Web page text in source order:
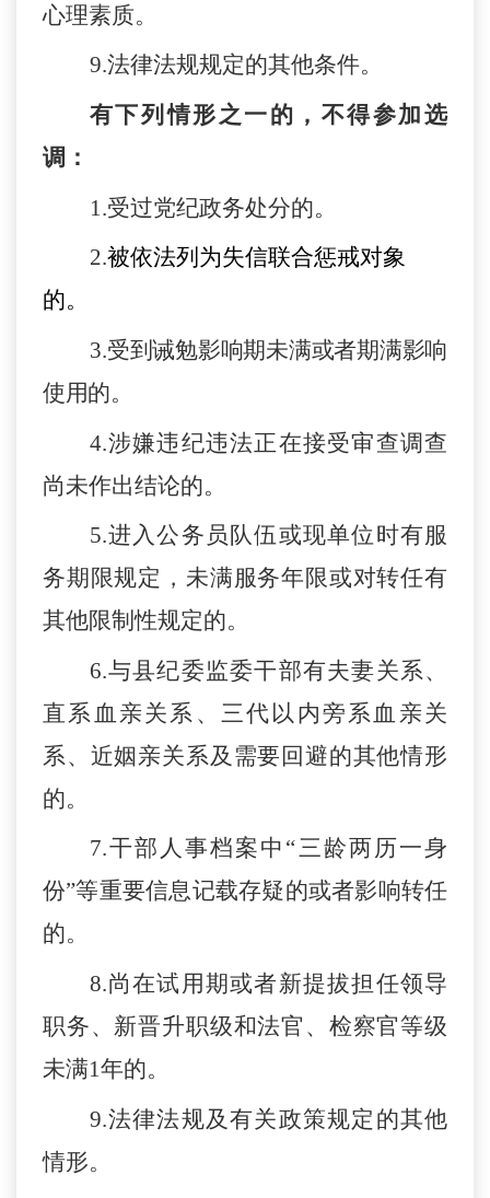
心理素质。
9.法律法规规定的其他条件。
有下列情形之一的，不得参加选
调：
1.受过党纪政务处分的。
2.被依法列为失信联合惩戒对象
的。
3.受到诫勉影响期未满或者期满影响
使用的。
4.涉嫌违纪违法正在接受审查调查
尚未作出结论的。
5.进入公务员队伍或现单位时有服
务期限规定，未满服务年限或对转任有
其他限制性规定的。
6.与县纪委监委干部有夫妻关系、
直系血亲关系 、 三代以内旁系血亲关
系、 近姻亲关系及需要回避的其他情形
的。
7.干部人事档案中“三龄两历一身
份”等重要信息记载存疑的或者影响转任
的。
8.尚在试用期或者新提拔担任领导
职务、 新晋升职级和法官、检察官等级
未满1年的。
9.法律法规及有关政策规定的其他
情形。